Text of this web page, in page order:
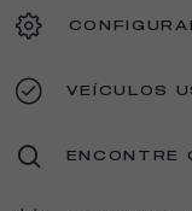
VEÍCULOS
ENCONTRE